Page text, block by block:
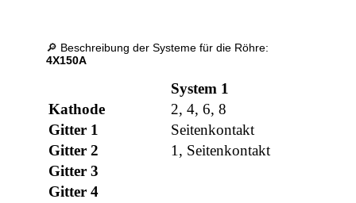
🔎 Beschreibung der Systeme für die Röhre:
4X150A
System 1
Kathode
2, 4, 6, 8
Gitter 1
Seitenkontakt
Gitter 2
1, Seitenkontakt
Gitter 3
Gitter 4